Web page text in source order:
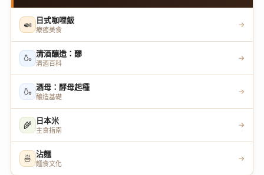
🍛 日式咖哩飯
療癒美食
→
🍶 清酒釀造：醪
清酒百科
→
🍶 酒母：酵母起種
釀造基礎
→
🌾 日本米
主食指南
→
🍜 沾麵
麵食文化
→